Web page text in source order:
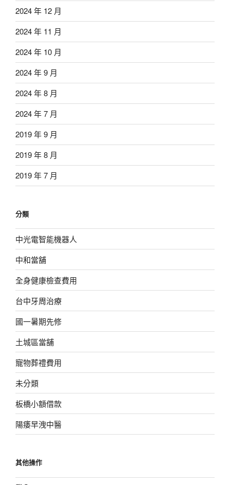
2024 年 12 月
2024 年 11 月
2024 年 10 月
2024 年 9 月
2024 年 8 月
2024 年 7 月
2019 年 9 月
2019 年 8 月
2019 年 7 月
分類
中光電智能機器人
中和當舖
全身健康檢查費用
台中牙周治療
國一暑期先修
土城區當舖
寵物葬禮費用
未分類
板橋小額借款
陽痿早洩中醫
其他操作